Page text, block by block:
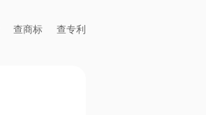
查商标 查专利